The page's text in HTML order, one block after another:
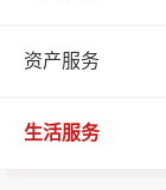
资产服务
生活服务